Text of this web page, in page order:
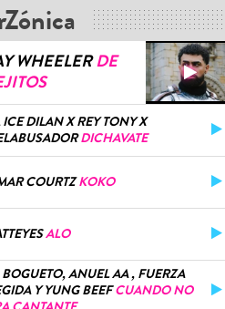
WHEELERDE
ICE DILAN X REY TONY X
DICHAVATE
COURTZKOKO
ALO
BOGUETO, ANUEL AA , FUERZA
Y YUNG BEEFCUANDO NO